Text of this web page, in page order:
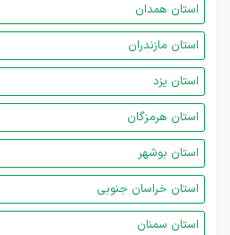
استان همدان
استان مازندران
استان یزد
استان هرمزگان
استان بوشهر
استان خراسان جنوبی
استان سمنان